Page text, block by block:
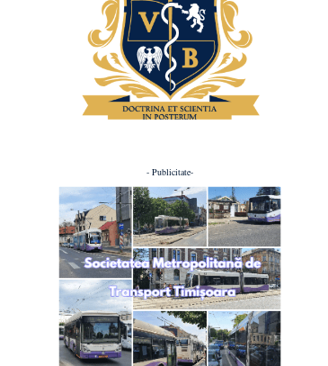
- Publicitate-